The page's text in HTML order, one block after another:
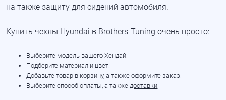
на также защиту для сидений автомобиля.
Купить чехлы Hyundai в Brothers-Tuning очень просто:
Выберите модель вашего Хендай.
Подберите материал и цвет.
Добавьте товар в корзину, а также оформите заказ.
Выберите способ оплаты, а также доставки